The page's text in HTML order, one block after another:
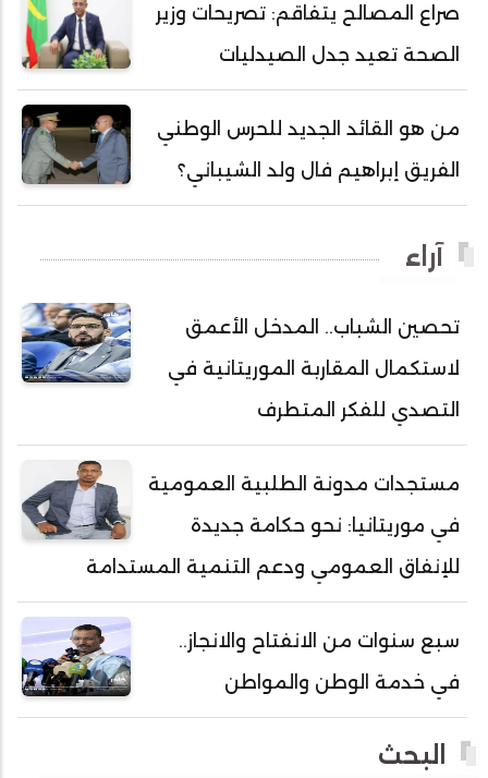
أحمد هارون الشيخ سيديا
أحمد ولد آبه
أحمد ولد الديه
أحمد ولد السالك
أحمد ولد باهيه
أحمد ولد داداه
أحمد ولد علال
أحمد ولد محمد ديدي
أحمد ولد محمدو
أحمد ولد نافع
أحمد ولد يحيى
أحمدا كلي
أحمدسالم ولد العربي
أحمدنا ولد سيد أب
أحمدو ولد أبوه
أحمدو ولد أحمدو
صراع المصالح يتفاقم: تصريحات وزير
الصحة تعيد جدل الصيدليات
من هو القائد الجديد للحرس الوطني
الفريق إبراهيم فال ولد الشيباني؟
آراء
تحصين الشباب.. المدخل الأعمق
لاستكمال المقاربة الموريتانية في
التصدي للفكر المتطرف
مستجدات مدونة الطلبية العمومية
في موريتانيا: نحو حكامة جديدة
للإنفاق العمومي ودعم التنمية المستدامة
سبع سنوات من الانفتاح والانجاز..
في خدمة الوطن والمواطن
البحث